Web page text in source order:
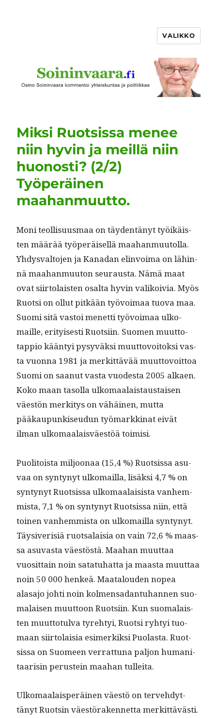
VALIKKO
Miksi Ruotsissa menee
niin hyvin ja meillä niin
huonosti? (2/2)
Työperäinen
maahanmuutto.
Moni teol­lisu­us­maa on täy­den­tänyt työikäis­
ten määrää työperäisel­lä maa­han­muu­tol­la.
Yhdys­val­to­jen ja Kanadan elin­voima on lähin­
nä maa­han­muu­ton seu­raus­ta. Nämä maat
ovat siir­to­lais­ten osalta hyvin valikoivia. Myös
Ruot­si on ollut pitkään työvoimaa tuo­va maa.
Suo­mi sitä vas­toi menet­ti työvoimaa ulko­
maille, eri­tyis­es­ti Ruot­si­in. Suomen muut­to­
tap­pio kään­tyi pysyväk­si muut­tovoitok­si vas­
ta vuon­na 1981 ja merkit­tävää muut­tovoit­toa
Suo­mi on saanut vas­ta vuodes­ta 2005 alka­en.
Koko maan tasol­la ulko­maalais­taus­taisen
väestön merk­i­tys on vähäi­nen, mut­ta
pääkaupunkiseudun työ­markki­nat eivät
ilman ulko­maalaisväestöä toimisi.
Puoli­toista miljoon­aa (15,4 %) Ruot­sis­sa asu­
vaa on syn­tynyt ulko­mail­la, lisäk­si 4,7 % on
syn­tynyt Ruot­sis­sa ulko­maalai­sista van­hem­
mista, 7,1 % on syn­tynyt Ruot­sis­sa niin, että
toinen van­hem­mista on ulko­mail­la syn­tynyt.
Täy­siverisiä ruot­salaisia on vain 72,6 % maas­
sa asu­vas­ta väestöstä. Maa­han muut­taa
vuosit­tain noin satatuhat­ta ja maas­ta muut­taa
noin 50 000 henkeä. Maat­alouden nopea
alasajo johti noin kol­men­sadan­tuhan­nen suo­
ma­laisen muut­toon Ruot­si­in. Kun suo­ma­lais­
ten muut­to­tul­va tyre­htyi, Ruot­si ryhtyi tuo­
maan siir­to­laisia esimerkik­si Puo­las­ta. Ruot­
sis­sa on Suomeen ver­rat­tuna paljon human­i­
taarisin perustein maa­han tulleita.
Ulko­maalais­peräi­nen väestö on ter­ve­hdyt­
tänyt Ruotsin väestöraken­net­ta merkit­tävästi.